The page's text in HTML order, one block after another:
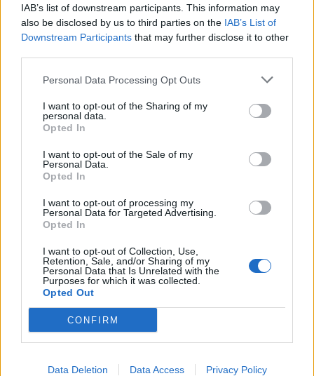
IAB’s list of downstream participants. This information may
also be disclosed by us to third parties on the IAB’s List of
Downstream Participants that may further disclose it to other
Personal Data Processing Opt Outs
I want to opt-out of the Sharing of my
personal data.
Opted In
I want to opt-out of the Sale of my
Personal Data.
Opted In
I want to opt-out of processing my
Personal Data for Targeted Advertising.
Opted In
I want to opt-out of Collection, Use,
Retention, Sale, and/or Sharing of my
Personal Data that Is Unrelated with the
Purposes for which it was collected.
Opted Out
CONFIRM
Data Deletion Data Access Privacy Policy
In evidenza